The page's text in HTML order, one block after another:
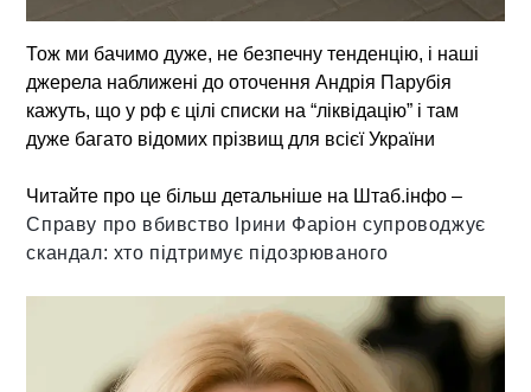
Тож ми бачимо дуже, не безпечну тенденцію, і наші
джерела наближені до оточення Андрія Парубія
кажуть, що у рф є цілі списки на “ліквідацію” і там
дуже багато відомих прізвищ для всієї України
Читайте про це більш детальніше на Штаб.інфо –
Справу про вбивство Ірини Фаріон супроводжує
скандал: хто підтримує підозрюваного